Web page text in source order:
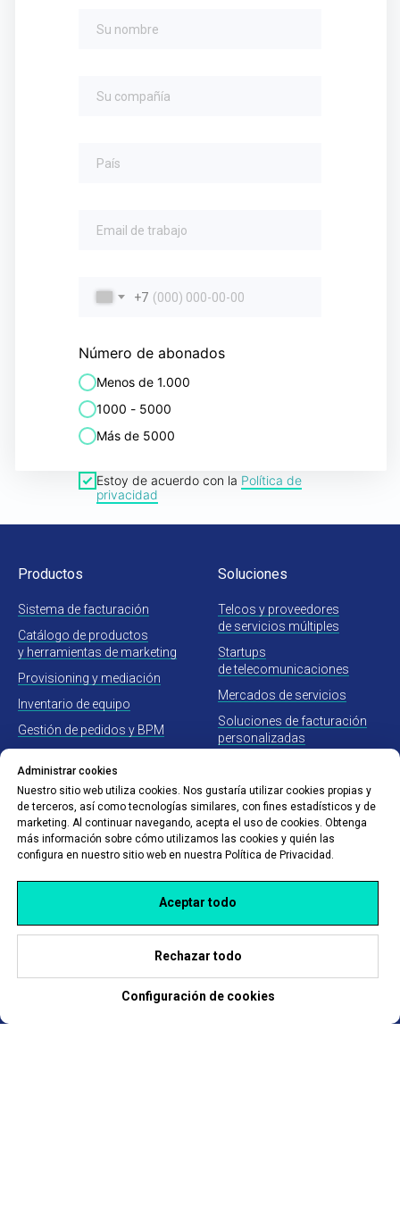
+7
Número de abonados
Menos de 1.000
1000 - 5000
Más de 5000
Estoy de acuerdo con la Política de
privacidad
Productos
Sistema de facturación
Catálogo de productos
y herramientas de marketing
Provisioning y mediación
Inventario de equipo
Gestión de pedidos y BPM
Soluciones
Telcos y proveedores
de servicios múltiples
Startups
de telecomunicaciones
Mercados de servicios
Soluciones de facturación
personalizadas
Servicios relacionados
al producto
Soporte técnico
Implementación
Integración
Compañia
Sobre nosotros
Blog
Política de privacidad
Administrar cookies
Nuestro sitio web utiliza cookies. Nos gustaría utilizar cookies propias y
de terceros, así como tecnologías similares, con fines estadísticos y de
marketing. Al continuar navegando, acepta el uso de cookies. Obtenga
más información sobre cómo utilizamos las cookies y quién las
configura en nuestro sitio web en nuestra Política de Privacidad.
Aceptar todo
Rechazar todo
Configuración de cookies